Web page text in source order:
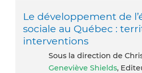
Le développement de
sociale au Québec :
interventions
Sous la direction de
Geneviève Shields,